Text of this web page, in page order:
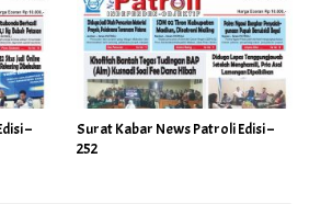
–
Surat Kabar News Patroli Edisi –
252